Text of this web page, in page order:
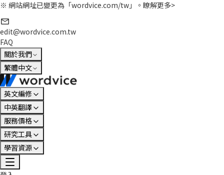
※ 網站網址已變更為「wordvice.com/tw」。 瞭解更多>
edit@wordvice.com.tw
FAQ
關於我們
繁體中文
英文編修
中英翻譯
服務價格
研究工具
學習資源